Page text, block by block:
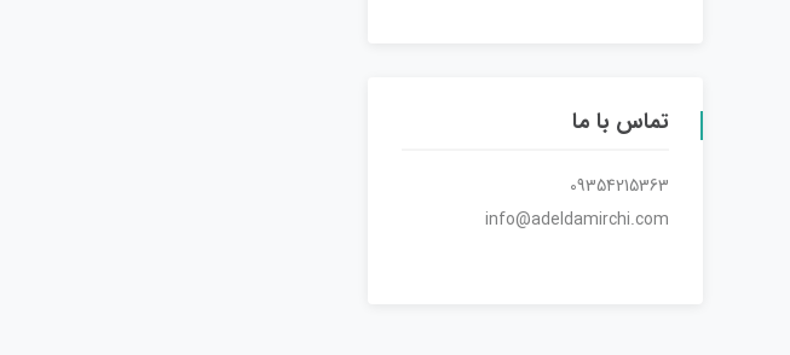
تماس با ما
09354215363
info@adeldamirchi.com